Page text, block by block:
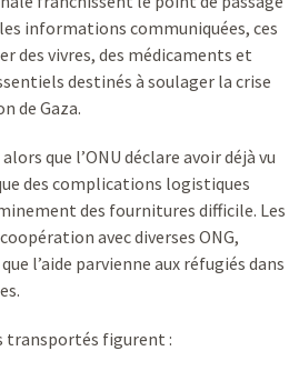
informations communiquées, ces
des vivres, des médicaments et
destinés à soulager la crise
de Gaza.
que l’ONU déclare avoir déjà vu
des complications logistiques
des fournitures difficile. Les
avec diverses ONG,
l’aide parvienne aux réfugiés dans
transportés figurent :